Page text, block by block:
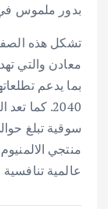
بدور ملموس
تشكل هذه
معادن والتي
بما يدعم
2040. كما
منتجي
عالمية تنافسية